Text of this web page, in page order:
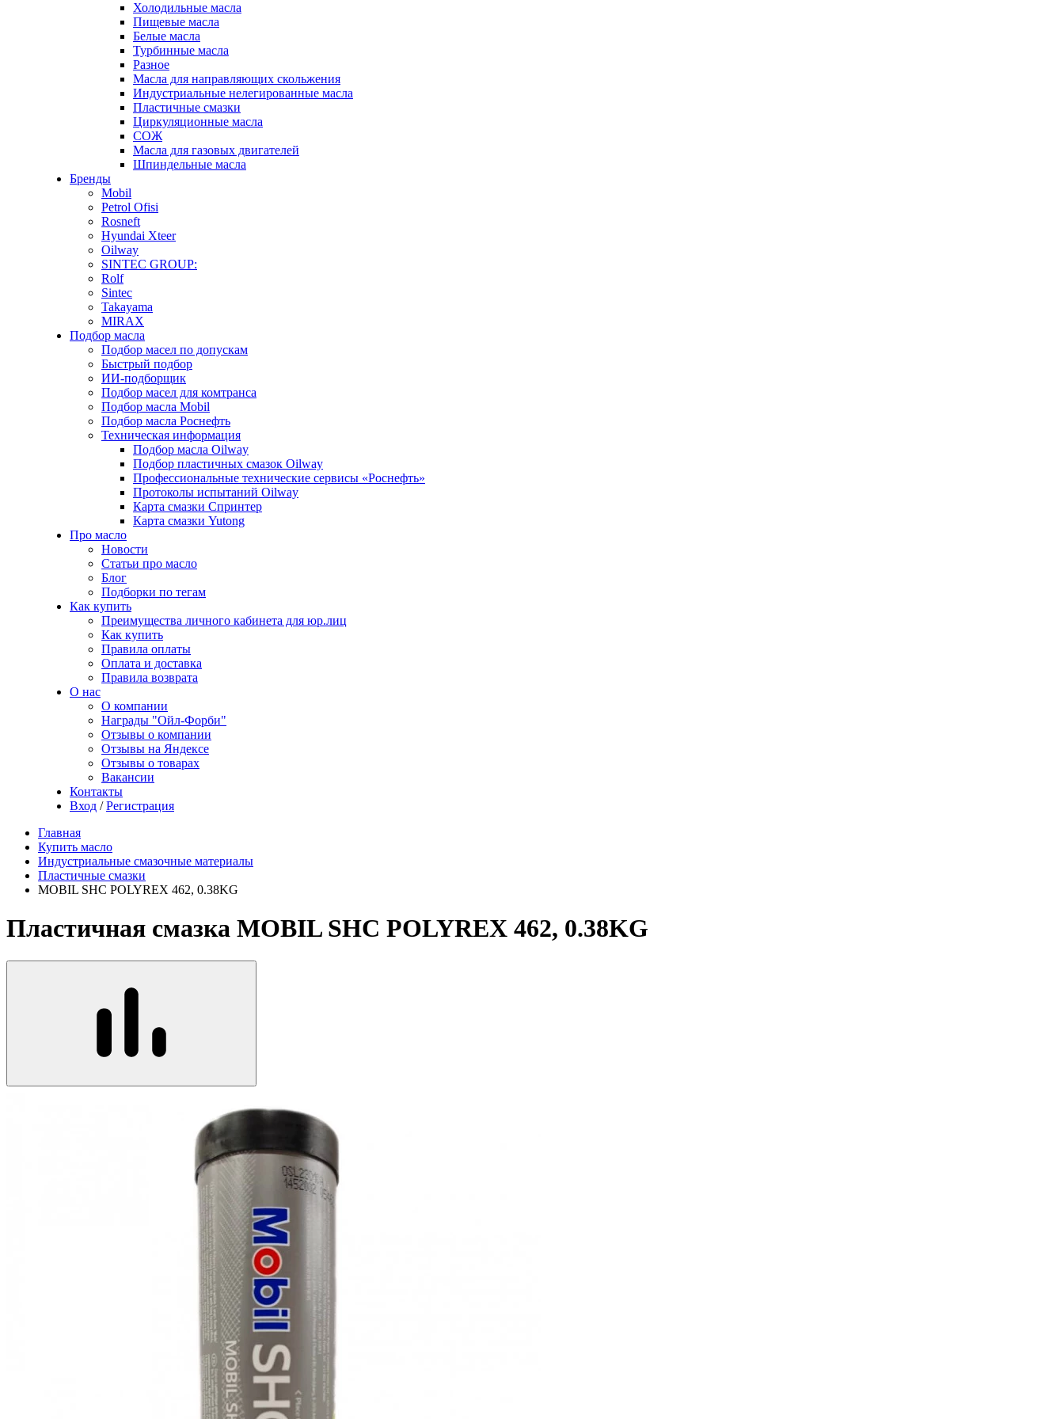
Холодильные масла
Пищевые масла
Белые масла
Турбинные масла
Разное
Масла для направляющих скольжения
Индустриальные нелегированные масла
Пластичные смазки
Циркуляционные масла
СОЖ
Масла для газовых двигателей
Шпиндельные масла
Бренды
Mobil
Petrol Ofisi
Rosneft
Hyundai Xteer
Oilway
SINTEC GROUP:
Rolf
Sintec
Takayama
MIRAX
Подбор масла
Подбор масел по допускам
Быстрый подбор
ИИ-подборщик
Подбор масел для комтранса
Подбор масла Mobil
Подбор масла Роснефть
Техническая информация
Подбор масла Oilway
Подбор пластичных смазок Oilway
Профессиональные технические сервисы «Роснефть»
Протоколы испытаний Oilway
Карта смазки Спринтер
Карта смазки Yutong
Про масло
Новости
Статьи про масло
Блог
Подборки по тегам
Как купить
Преимущества личного кабинета для юр.лиц
Как купить
Правила оплаты
Оплата и доставка
Правила возврата
О нас
О компании
Награды "Ойл-Форби"
Отзывы о компании
Отзывы на Яндексе
Отзывы о товарах
Вакансии
Контакты
Вход / Регистрация
Главная
Купить масло
Индустриальные смазочные материалы
Пластичные смазки
MOBIL SHC POLYREX 462, 0.38KG
Пластичная смазка MOBIL SHC POLYREX 462, 0.38KG